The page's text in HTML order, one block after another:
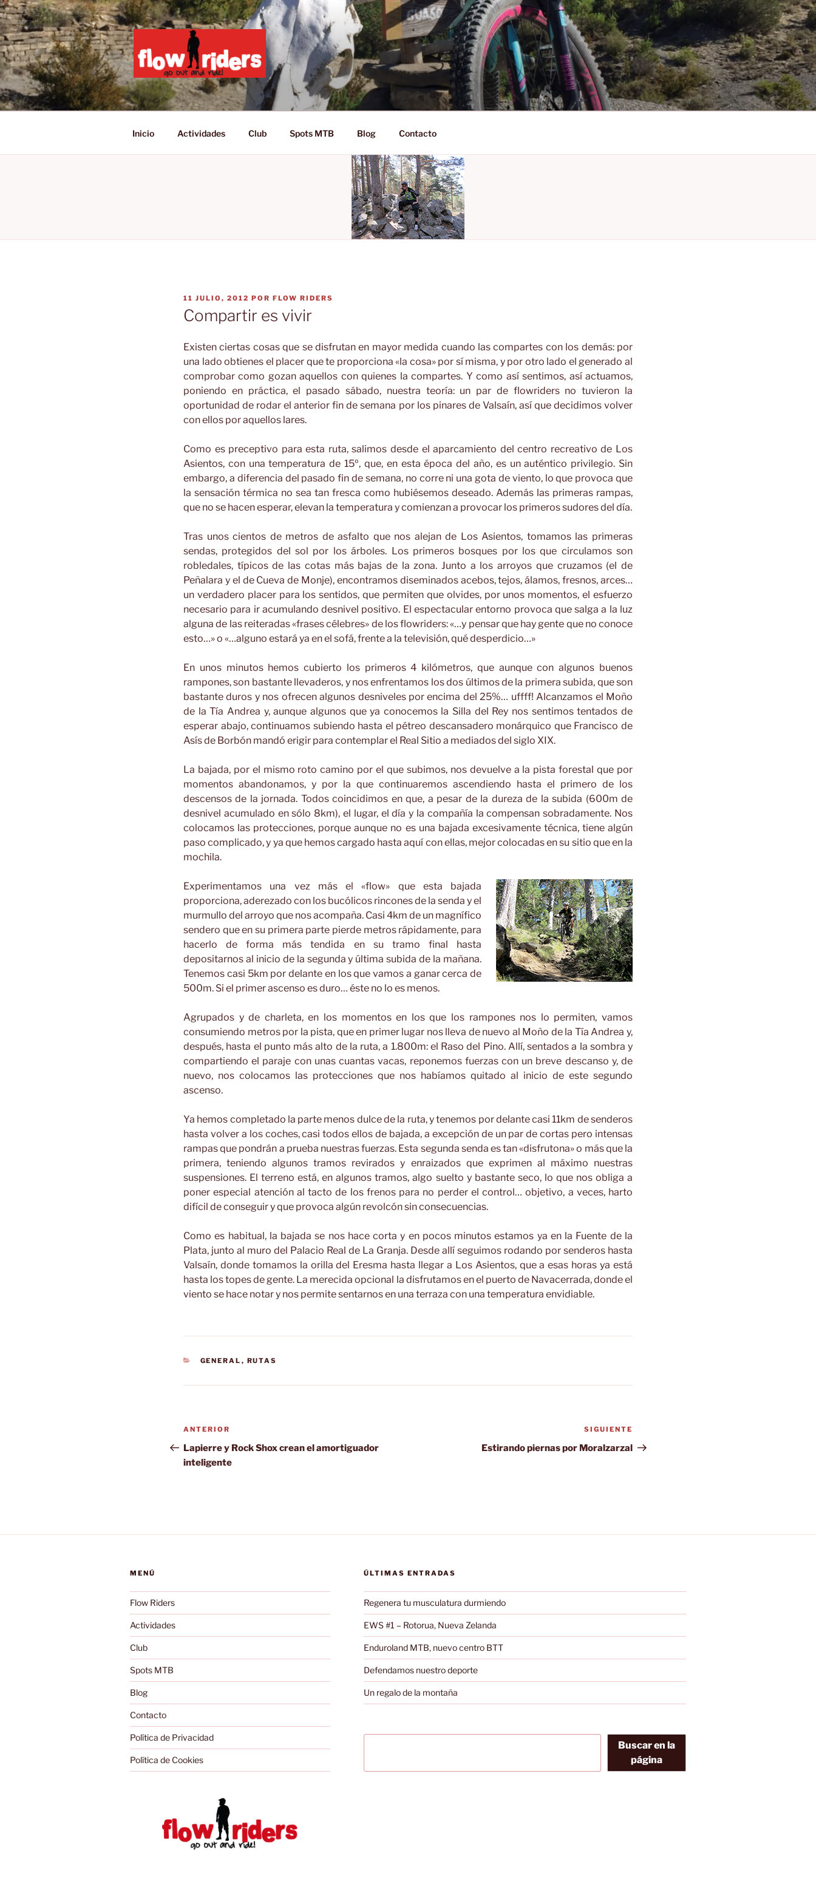
Saltar
al
contenido
GO OUT AND RIDE!
Inicio Actividades Club Spots MTB Blog Contacto
PUBLICADO
EL
11 JULIO, 2012 POR FLOW RIDERS
Compartir es vivir
Existen ciertas cosas que se disfrutan en mayor medida cuando las compartes con los demás: por
una lado obtienes el placer que te proporciona «la cosa» por sí misma, y por otro lado el generado al
comprobar como gozan aquellos con quienes la compartes. Y como así sentimos, así actuamos,
poniendo en práctica, el pasado sábado, nuestra teoría: un par de flowriders no tuvieron la
oportunidad de rodar el anterior fin de semana por los pinares de Valsaín, así que decidimos volver
con ellos por aquellos lares.
Como es preceptivo para esta ruta, salimos desde el aparcamiento del centro recreativo de Los
Asientos, con una temperatura de 15º, que, en esta época del año, es un auténtico privilegio. Sin
embargo, a diferencia del pasado fin de semana, no corre ni una gota de viento, lo que provoca que
la sensación térmica no sea tan fresca como hubiésemos deseado. Además las primeras rampas,
que no se hacen esperar, elevan la temperatura y comienzan a provocar los primeros sudores del día.
Tras unos cientos de metros de asfalto que nos alejan de Los Asientos, tomamos las primeras
sendas, protegidos del sol por los árboles. Los primeros bosques por los que circulamos son
robledales, típicos de las cotas más bajas de la zona. Junto a los arroyos que cruzamos (el de
Peñalara y el de Cueva de Monje), encontramos diseminados acebos, tejos, álamos, fresnos, arces…
un verdadero placer para los sentidos, que permiten que olvides, por unos momentos, el esfuerzo
necesario para ir acumulando desnivel positivo. El espectacular entorno provoca que salga a la luz
alguna de las reiteradas «frases célebres» de los flowriders: «…y pensar que hay gente que no conoce
esto…» o «…alguno estará ya en el sofá, frente a la televisión, qué desperdicio…»
En unos minutos hemos cubierto los primeros 4 kilómetros, que aunque con algunos buenos
rampones, son bastante llevaderos, y nos enfrentamos los dos últimos de la primera subida, que son
bastante duros y nos ofrecen algunos desniveles por encima del 25%… uffff! Alcanzamos el Moño
de la Tía Andrea y, aunque algunos que ya conocemos la Silla del Rey nos sentimos tentados de
esperar abajo, continuamos subiendo hasta el pétreo descansadero monárquico que Francisco de
Asís de Borbón mandó erigir para contemplar el Real Sitio a mediados del siglo XIX.
La bajada, por el mismo roto camino por el que subimos, nos devuelve a la pista forestal que por
momentos abandonamos, y por la que continuaremos ascendiendo hasta el primero de los
descensos de la jornada. Todos coincidimos en que, a pesar de la dureza de la subida (600m de
desnivel acumulado en sólo 8km), el lugar, el día y la compañía la compensan sobradamente. Nos
colocamos las protecciones, porque aunque no es una bajada excesivamente técnica, tiene algún
paso complicado, y ya que hemos cargado hasta aquí con ellas, mejor colocadas en su sitio que en la
mochila.
Experimentamos una vez más el «flow» que esta bajada
proporciona, aderezado con los bucólicos rincones de la senda y el
murmullo del arroyo que nos acompaña. Casi 4km de un magnífico
sendero que en su primera parte pierde metros rápidamente, para
hacerlo de forma más tendida en su tramo final hasta
depositarnos al inicio de la segunda y última subida de la mañana.
Tenemos casi 5km por delante en los que vamos a ganar cerca de
500m. Si el primer ascenso es duro… éste no lo es menos.
Agrupados y de charleta, en los momentos en los que los rampones nos lo permiten, vamos
consumiendo metros por la pista, que en primer lugar nos lleva de nuevo al Moño de la Tía Andrea y,
después, hasta el punto más alto de la ruta, a 1.800m: el Raso del Pino. Allí, sentados a la sombra y
compartiendo el paraje con unas cuantas vacas, reponemos fuerzas con un breve descanso y, de
nuevo, nos colocamos las protecciones que nos habíamos quitado al inicio de este segundo
ascenso.
Ya hemos completado la parte menos dulce de la ruta, y tenemos por delante casi 11km de senderos
hasta volver a los coches, casi todos ellos de bajada, a excepción de un par de cortas pero intensas
rampas que pondrán a prueba nuestras fuerzas. Esta segunda senda es tan «disfrutona» o más que la
primera, teniendo algunos tramos revirados y enraizados que exprimen al máximo nuestras
suspensiones. El terreno está, en algunos tramos, algo suelto y bastante seco, lo que nos obliga a
poner especial atención al tacto de los frenos para no perder el control… objetivo, a veces, harto
difícil de conseguir y que provoca algún revolcón sin consecuencias.
Como es habitual, la bajada se nos hace corta y en pocos minutos estamos ya en la Fuente de la
Plata, junto al muro del Palacio Real de La Granja. Desde allí seguimos rodando por senderos hasta
Valsaín, donde tomamos la orilla del Eresma hasta llegar a Los Asientos, que a esas horas ya está
hasta los topes de gente. La merecida opcional la disfrutamos en el puerto de Navacerrada, donde el
viento se hace notar y nos permite sentarnos en una terraza con una temperatura envidiable.
CATEGORÍAS
GENERAL , RUTAS
Navegación
de
entradas
Entrada
anterior:
ANTERIOR
Lapierre y Rock Shox crean el amortiguador
inteligente
entrada
SIGUIENTE
Estirando piernas por Moralzarzal
MENÚ
Flow Riders
Actividades
Club
Spots MTB
Blog
Contacto
Política de Privacidad
Política de Cookies
ÚLTIMAS ENTRADAS
Regenera tu musculatura durmiendo
EWS #1 – Rotorua, Nueva Zelanda
Enduroland MTB, nuevo centro BTT
Defendamos nuestro deporte
Un regalo de la montaña
Buscar en la
página